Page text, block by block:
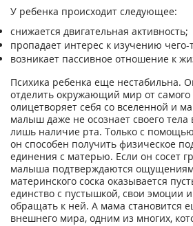
У ребенка происходит следующее:
снижается двигательная активность;
пропадает интерес к изучению чего-
возникает пассивное отношение к
Психика ребенка еще нестабильна.
отделить окружающий мир от
олицетворяет себя со вселенной и
малыш даже не осознает своего
лишь наличие рта. Только с помощью
он способен получить физическое
единения с матерью. Если он сосет
малыша подтверждаются
материнского соска оказывается
единство с пустышкой, свои эмоции
обращать к ней. А мама становится
внешнего мира, одним из многих,